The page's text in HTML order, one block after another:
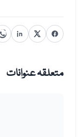
متعلقہ عنوانات